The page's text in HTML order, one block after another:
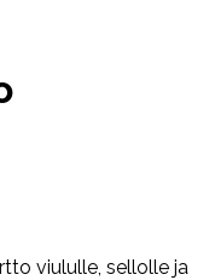
viululle, sellolle ja